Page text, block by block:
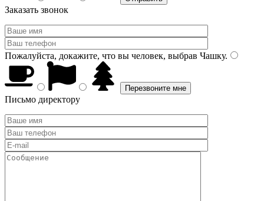
Заказать звонок
Пожалуйста, докажите, что вы человек, выбрав Чашку.
Письмо директору